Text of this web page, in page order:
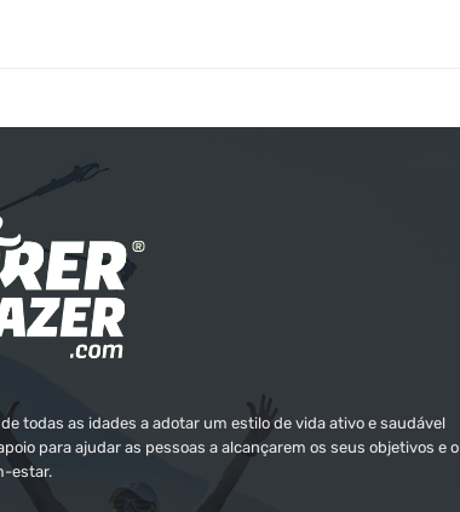
todas as idades a adotar um estilo de vida ativo e saudável
para ajudar as pessoas a alcançarem os seus objetivos e o
estar.